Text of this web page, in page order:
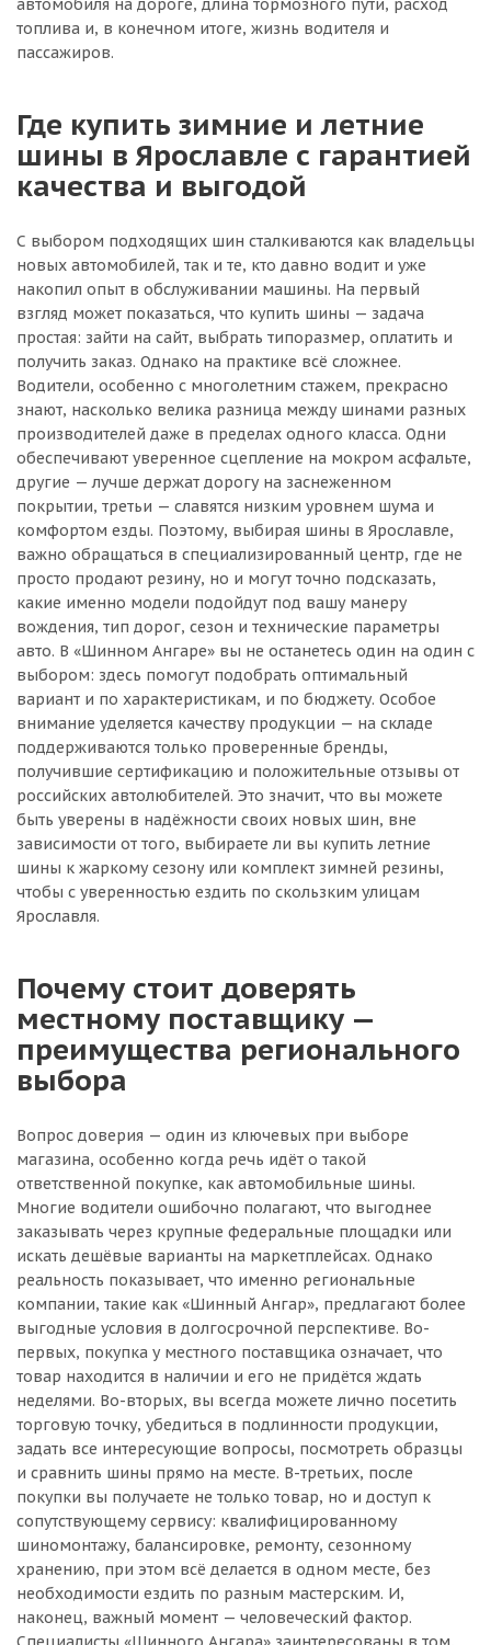
автомобиля на дороге, длина тормозного пути, расход
топлива и, в конечном итоге, жизнь водителя и
пассажиров.
Где купить зимние и летние
шины в Ярославле с гарантией
качества и выгодой
С выбором подходящих шин сталкиваются как владельцы
новых автомобилей, так и те, кто давно водит и уже
накопил опыт в обслуживании машины. На первый
взгляд может показаться, что купить шины — задача
простая: зайти на сайт, выбрать типоразмер, оплатить и
получить заказ. Однако на практике всё сложнее.
Водители, особенно с многолетним стажем, прекрасно
знают, насколько велика разница между шинами разных
производителей даже в пределах одного класса. Одни
обеспечивают уверенное сцепление на мокром асфальте,
другие — лучше держат дорогу на заснеженном
покрытии, третьи — славятся низким уровнем шума и
комфортом езды. Поэтому, выбирая шины в Ярославле,
важно обращаться в специализированный центр, где не
просто продают резину, но и могут точно подсказать,
какие именно модели подойдут под вашу манеру
вождения, тип дорог, сезон и технические параметры
авто. В «Шинном Ангаре» вы не останетесь один на один с
выбором: здесь помогут подобрать оптимальный
вариант и по характеристикам, и по бюджету. Особое
внимание уделяется качеству продукции — на складе
поддерживаются только проверенные бренды,
получившие сертификацию и положительные отзывы от
российских автолюбителей. Это значит, что вы можете
быть уверены в надёжности своих новых шин, вне
зависимости от того, выбираете ли вы купить летние
шины к жаркому сезону или комплект зимней резины,
чтобы с уверенностью ездить по скользким улицам
Ярославля.
Почему стоит доверять
местному поставщику —
преимущества регионального
выбора
Вопрос доверия — один из ключевых при выборе
магазина, особенно когда речь идёт о такой
ответственной покупке, как автомобильные шины.
Многие водители ошибочно полагают, что выгоднее
заказывать через крупные федеральные площадки или
искать дешёвые варианты на маркетплейсах. Однако
реальность показывает, что именно региональные
компании, такие как «Шинный Ангар», предлагают более
выгодные условия в долгосрочной перспективе. Во-
первых, покупка у местного поставщика означает, что
товар находится в наличии и его не придётся ждать
неделями. Во-вторых, вы всегда можете лично посетить
торговую точку, убедиться в подлинности продукции,
задать все интересующие вопросы, посмотреть образцы
и сравнить шины прямо на месте. В-третьих, после
покупки вы получаете не только товар, но и доступ к
сопутствующему сервису: квалифицированному
шиномонтажу, балансировке, ремонту, сезонному
хранению, при этом всё делается в одном месте, без
необходимости ездить по разным мастерским. И,
наконец, важный момент — человеческий фактор.